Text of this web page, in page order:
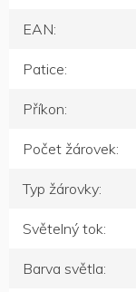
EAN:
Patice:
Příkon:
Počet žárovek:
Typ žárovky:
Světelný tok:
Barva světla: